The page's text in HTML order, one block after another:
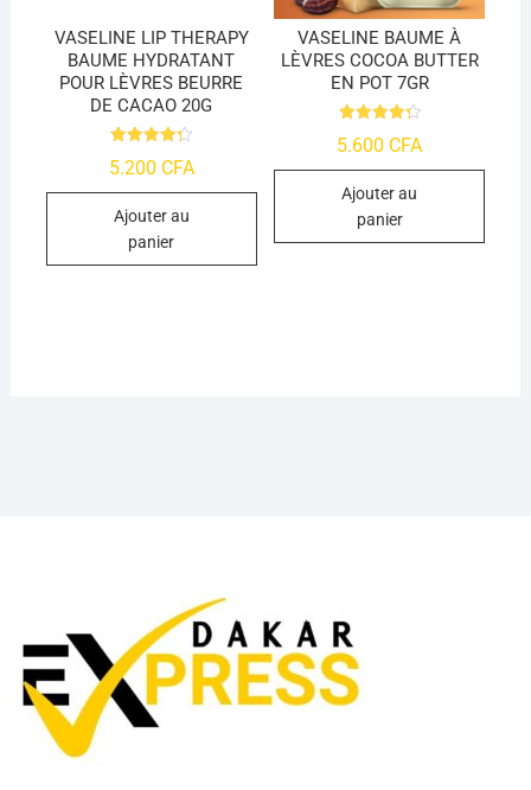
VASELINE LIP THERAPY
BAUME HYDRATANT
POUR LÈVRES BEURRE
DE CACAO 20G
4.29
5.200 CFA
Ajouter au
panier
VASELINE BAUME À
LÈVRES COCOA BUTTER
EN POT 7GR
4.39
5.600 CFA
Ajouter au
panier